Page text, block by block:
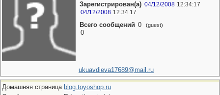
Зарегистрирован(а) 04/12/2008 12:34:17
04/12/2008 12:34:17
Всего сообщений 0 (guest)
0
ukuavdieva17689@mail.ru
Домашняя страница blog.toyoshop.ru